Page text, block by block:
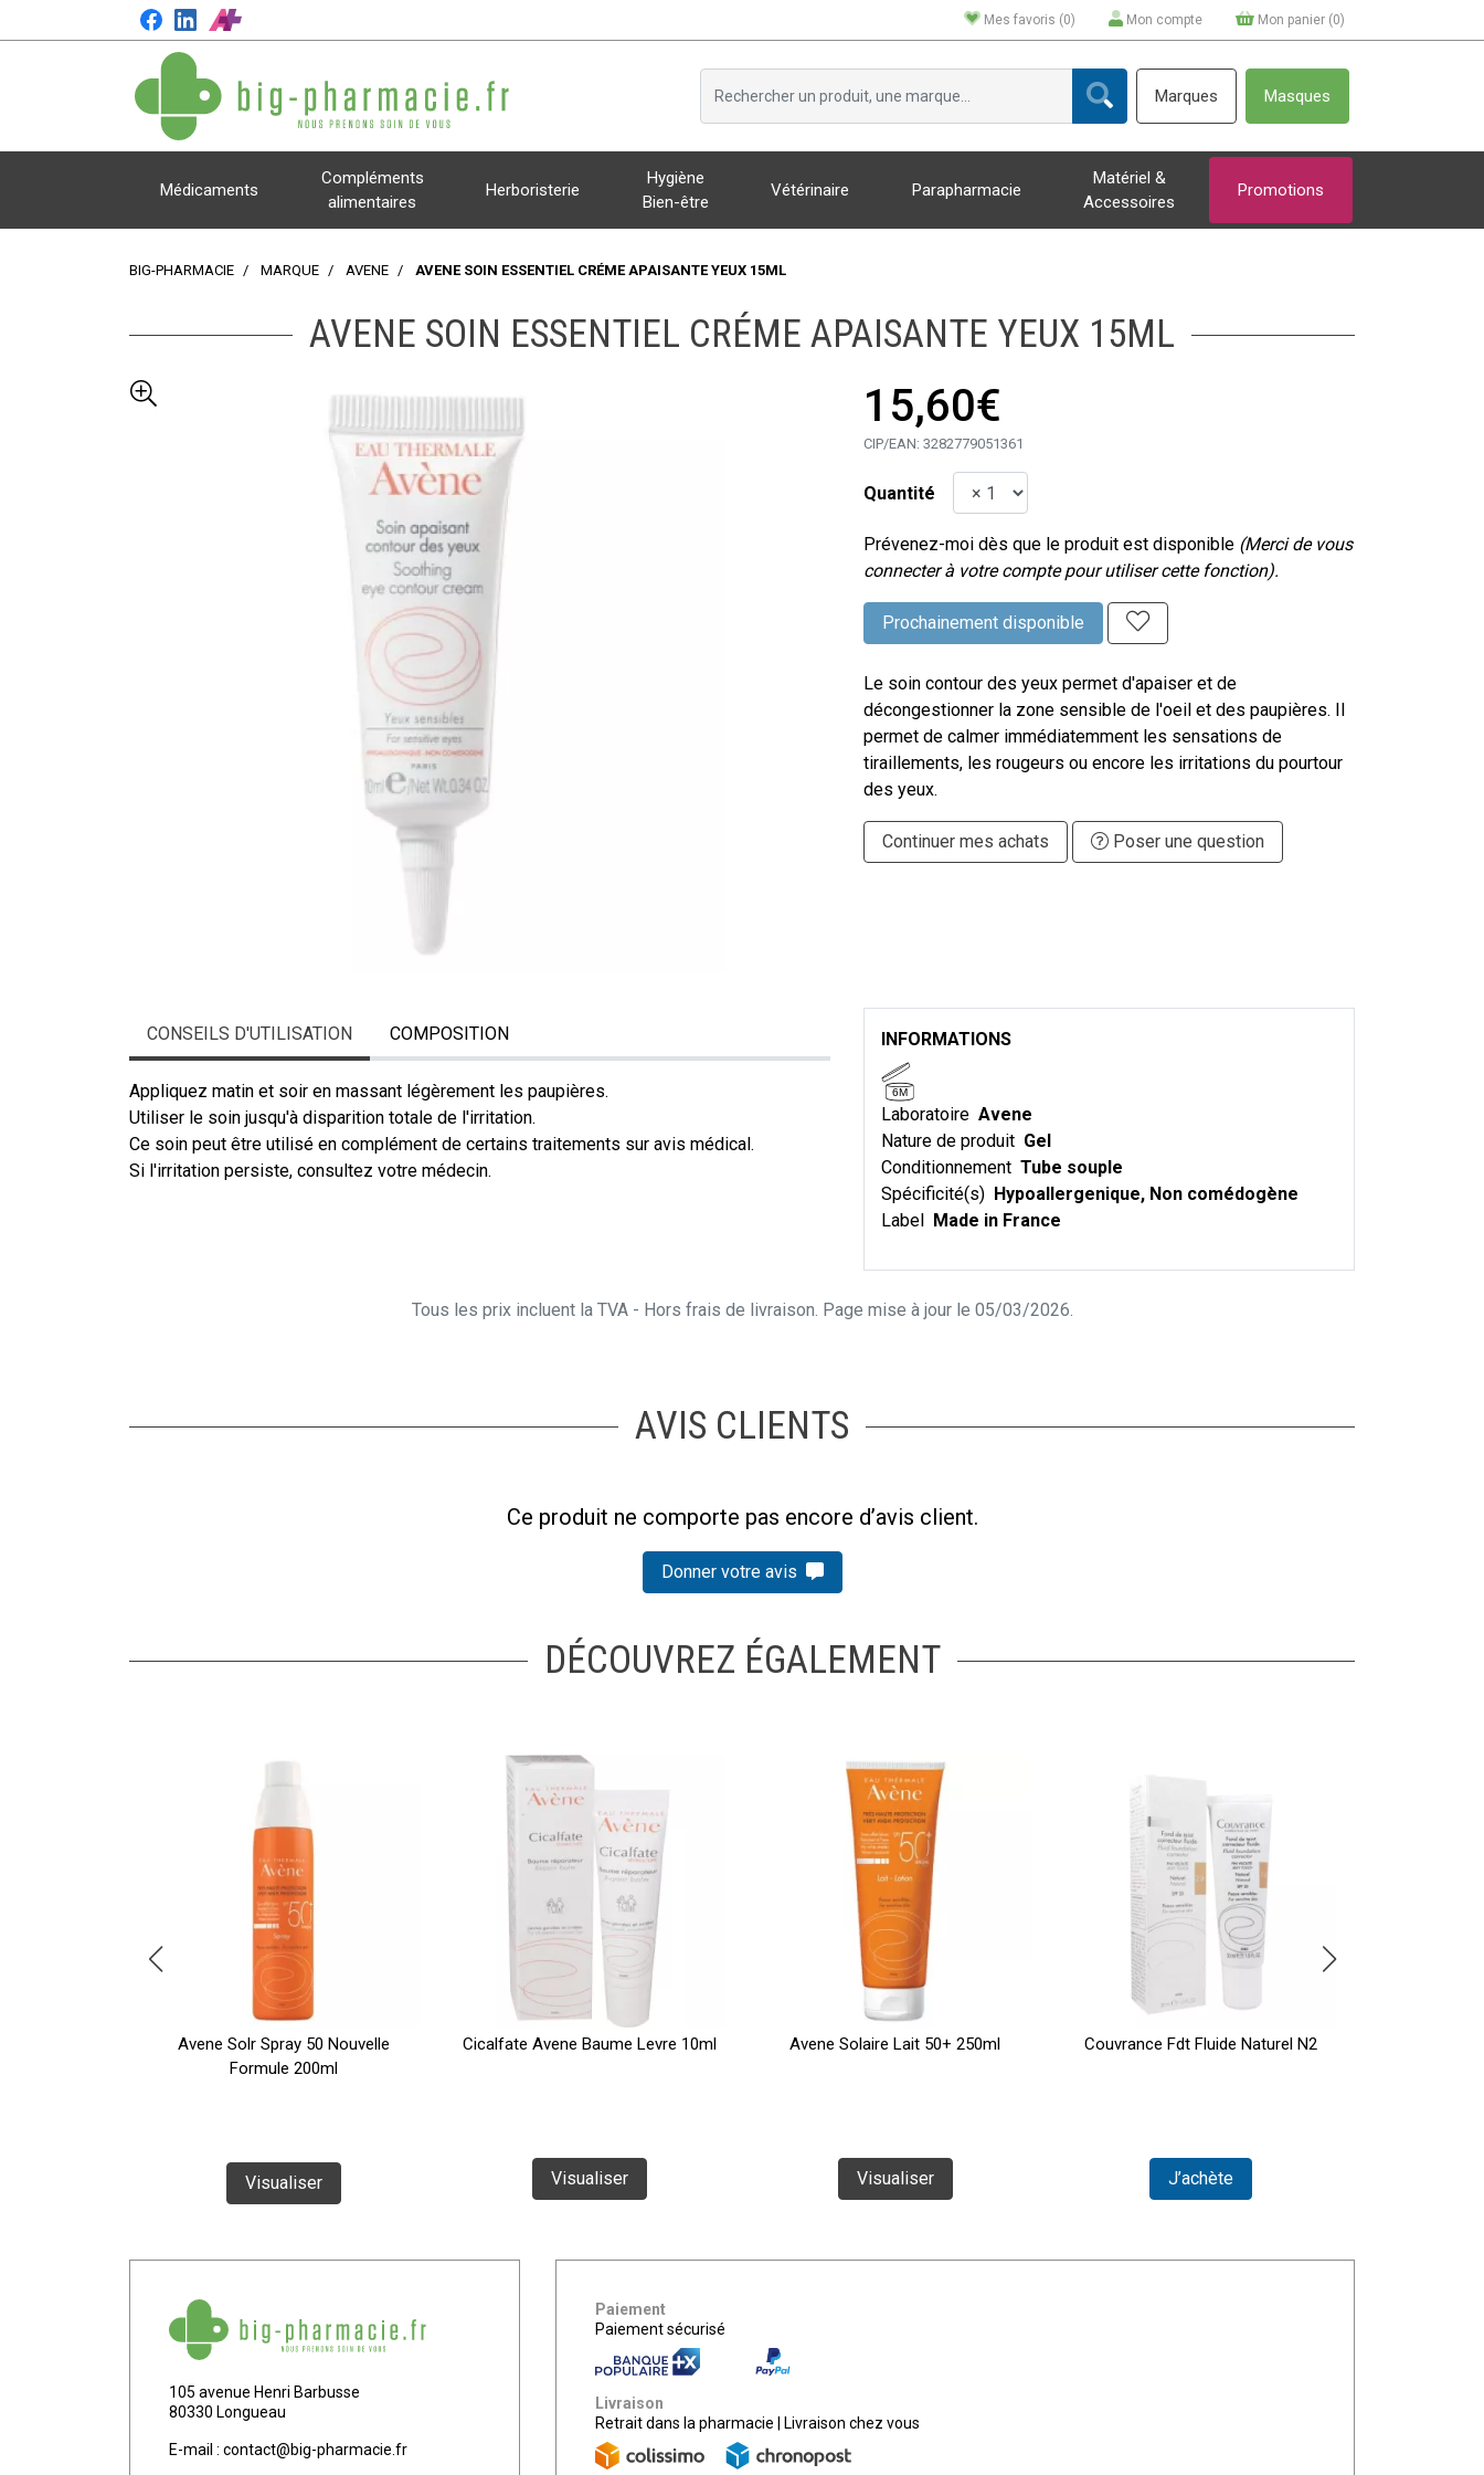
Mes favoris (0) Mon compte Mon panier (0)
Marques Masques
Médicaments
Compléments
alimentaires
Herboristerie
Hygiène
Bien-être
Vétérinaire Parapharmacie
Matériel &
Accessoires
Promotions
BIG-PHARMACIE MARQUE AVENE AVENE SOIN ESSENTIEL CRÉME APAISANTE YEUX 15ML
AVENE SOIN ESSENTIEL CRÉME APAISANTE YEUX 15ML
15,60€
CIP/EAN: 3282779051361
Quantité
Prévenez-moi dès que le produit est disponible (Merci de vous
connecter à votre compte pour utiliser cette fonction).
Prochainement disponible
Le soin contour des yeux permet d'apaiser et de
décongestionner la zone sensible de l'oeil et des paupières. Il
permet de calmer immédiatemment les sensations de
tiraillements, les rougeurs ou encore les irritations du pourtour
des yeux.
Continuer mes achats Poser une question
CONSEILS D'UTILISATION COMPOSITION
Appliquez matin et soir en massant légèrement les paupières.
Utiliser le soin jusqu'à disparition totale de l'irritation.
Ce soin peut être utilisé en complément de certains traitements sur avis médical.
Si l'irritation persiste, consultez votre médecin.
INFORMATIONS
6M
Laboratoire Avene
Nature de produit Gel
Conditionnement Tube souple
Spécificité(s) Hypoallergenique, Non comédogène
Label Made in France
Tous les prix incluent la TVA - Hors frais de livraison. Page mise à jour le 05/03/2026.
AVIS CLIENTS
Ce produit ne comporte pas encore d’avis client.
Donner votre avis
DÉCOUVREZ ÉGALEMENT
Avene Solr Spray 50 Nouvelle
Formule 200ml
Visualiser
Cicalfate Avene Baume Levre 10ml
Visualiser
Avene Solaire Lait 50+ 250ml
Visualiser
Couvrance Fdt Fluide Naturel N2
J’achète
105 avenue Henri Barbusse
80330 Longueau
E-mail : contact@big-pharmacie.fr
Paiement
Paiement sécurisé
Livraison
Retrait dans la pharmacie
Livraison chez vous